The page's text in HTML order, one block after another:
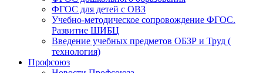
ФГОС для детей с ОВЗ
Учебно-методическое сопровождение ФГОС.
Развитие ШИБЦ
Введение учебных предметов ОБЗР и Труд (
технология)
Профсоюз